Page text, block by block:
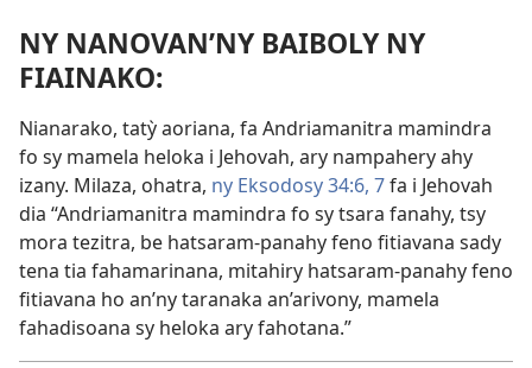
NY NANOVAN’NY BAIBOLY NY
FIAINAKO:
Nianarako, tatỳ aoriana, fa Andriamanitra mamindra
fo sy mamela heloka i Jehovah, ary nampahery ahy
izany. Milaza, ohatra, ny Eksodosy 34:6, 7fa i Jehovah
dia “Andriamanitra mamindra fo sy tsara fanahy, tsy
mora tezitra, be hatsaram-panahy feno fitiavana sady
tena tia fahamarinana, mitahiry hatsaram-panahy feno
fitiavana ho an’ny taranaka an’arivony, mamela
fahadisoana sy heloka ary fahotana.”